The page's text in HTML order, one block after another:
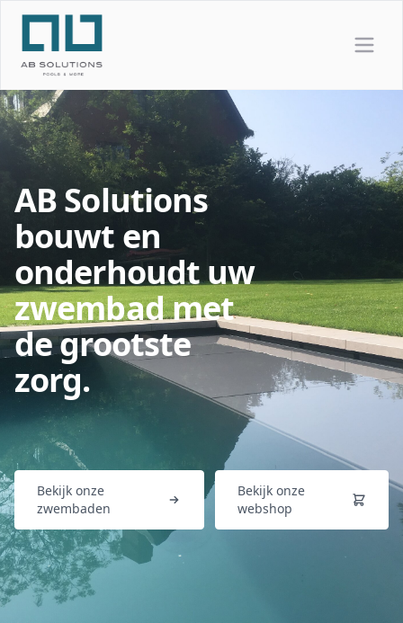
AB Solutions
bouwt en
onderhoudt uw
zwembad met
de grootste
zorg.
Bekijk onze
zwembaden
Bekijk onze
webshop